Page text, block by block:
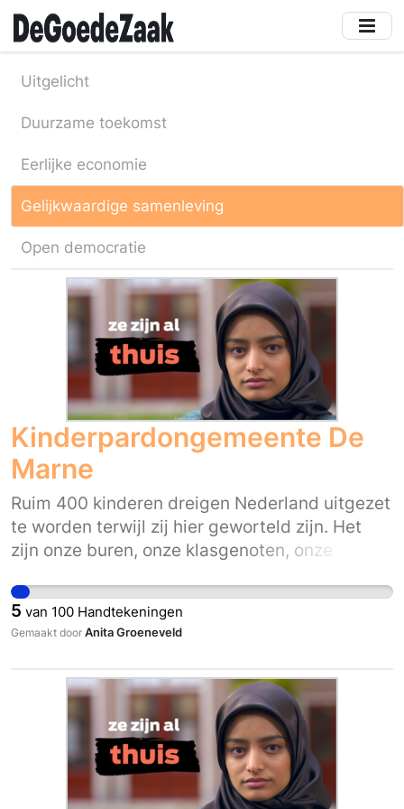
Skip
main
content
Uitgelicht
Duurzame toekomst
Eerlijke economie
Gelijkwaardige samenleving
Open democratie
Kinderpardongemeente De
Marne
Ruim 400 kinderen dreigen Nederland uitgezet
te worden terwijl zij hier geworteld zijn. Het
zijn onze buren, onze klasgenoten, onze
Ze horen bij ons. Hoe Nederlands zij zich in hun
hoofd of hart ook voelen, op papier zijn ze het
hun steun gegeven voor verblijfsrecht voor de
400 overgebleven kinderen die al langer dan
vijf jaar in Nederland zijn. Nu roepen wij u op
zich ook achter hen te scharen. Steun de
kinderen en uw collega burgemeesters en
5 van 100 Handtekeningen
Gemaakt door Anita Groeneveld